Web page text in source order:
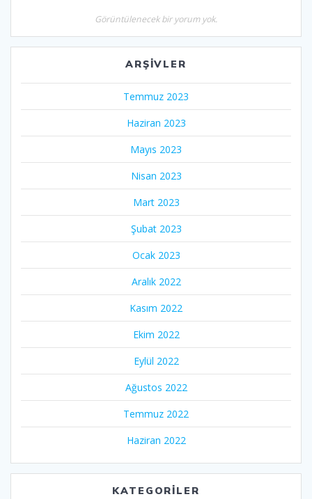
Görüntülenecek bir yorum yok.
ARŞIVLER
Temmuz 2023
Haziran 2023
Mayıs 2023
Nisan 2023
Mart 2023
Şubat 2023
Ocak 2023
Aralık 2022
Kasım 2022
Ekim 2022
Eylül 2022
Ağustos 2022
Temmuz 2022
Haziran 2022
KATEGORILER